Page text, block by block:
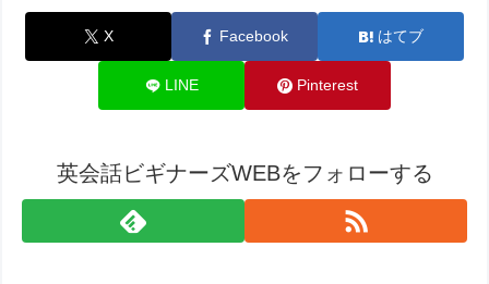
X Facebook はてブ
LINE Pinterest
英会話ビギナーズWEBをフォローする